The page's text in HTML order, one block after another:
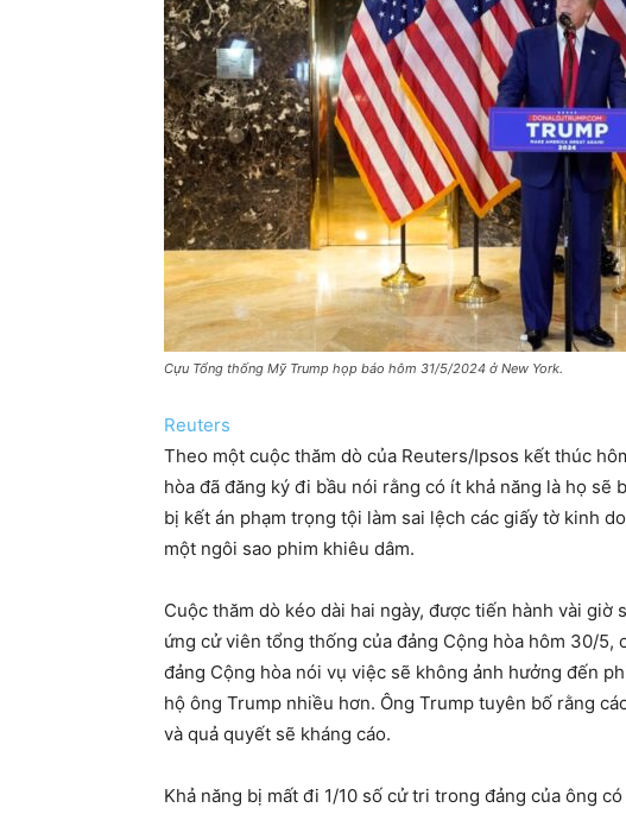
Cựu Tổng thống Mỹ Trump họp báo hôm 31/5/2024 ở New York.
Reuters
Theo một cuộc thăm dò của Reuters/Ipsos kết thúc
hòa đã đăng ký đi bầu nói rằng có ít khả năng là họ
bị kết án phạm trọng tội làm sai lệch các giấy tờ kinh
một ngôi sao phim khiêu dâm.
Cuộc thăm dò kéo dài hai ngày, được tiến hành vài giờ
ứng cử viên tổng thống của đảng Cộng hòa hôm 30/5,
đảng Cộng hòa nói vụ việc sẽ không ảnh hưởng đến
hộ ông Trump nhiều hơn. Ông Trump tuyên bố rằng
và quả quyết sẽ kháng cáo.
Khả năng bị mất đi 1/10 số cử tri trong đảng của ông